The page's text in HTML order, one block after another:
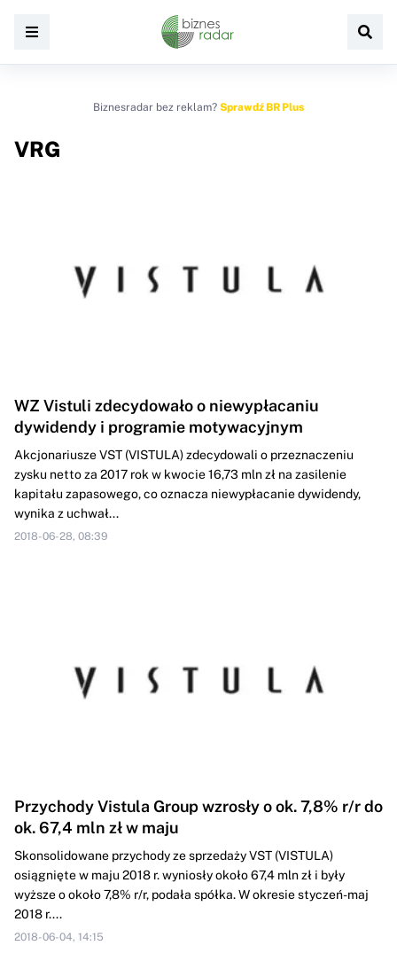
Biznesradar bez reklam? Sprawdź BR Plus
VRG
WZ Vistuli zdecydowało o niewypłacaniu
dywidendy i programie motywacyjnym
Akcjonariusze VST (VISTULA) zdecydowali o przeznaczeniu
zysku netto za 2017 rok w kwocie 16,73 mln zł na zasilenie
kapitału zapasowego, co oznacza niewypłacanie dywidendy,
wynika z uchwał...
2018-06-28, 08:39
Przychody Vistula Group wzrosły o ok. 7,8% r/r do
ok. 67,4 mln zł w maju
Skonsolidowane przychody ze sprzedaży VST (VISTULA)
osiągnięte w maju 2018 r. wyniosły około 67,4 mln zł i były
wyższe o około 7,8% r/r, podała spółka. W okresie styczeń-maj
2018 r....
2018-06-04, 14:15